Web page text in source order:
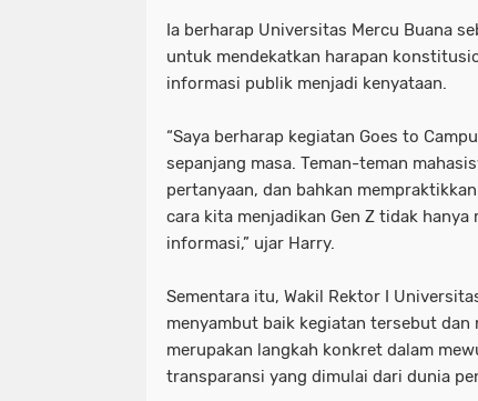
Ia berharap Universitas Mercu Buana
untuk mendekatkan harapan
informasi publik menjadi kenyataan.
“Saya berharap kegiatan Goes to
sepanjang masa. Teman-teman
pertanyaan, dan bahkan
cara kita menjadikan Gen Z tidak
informasi,” ujar Harry.
Sementara itu, Wakil Rektor I
menyambut baik kegiatan tersebut dan
merupakan langkah konkret dalam
transparansi yang dimulai dari dunia